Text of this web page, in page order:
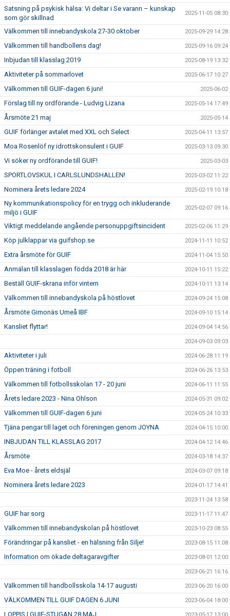
Satsning på psykisk hälsa: Vi deltar i Se varann – kunskap
som gör skillnad
2025-11-05 08:30
Välkommen till innebandyskola 27-30 oktober 2025-09-29 14:28
Välkommen till handbollens dag! 2025-09-16 09:24
Inbjudan till klasslag 2019 2025-08-19 13:32
Aktiviteter på sommarlovet 2025-06-17 10:27
Välkommen till GUIF-dagen 6 juni! 2025-06-02
Förslag till ny ordförande - Ludvig Lizana 2025-05-14 17:49
Årsmöte 21 maj 2025-05-14
GUIF förlänger avtalet med XXL och Select 2025-04-11 13:57
Moa Rosenlöf ny idrottskonsulent i GUIF 2025-03-13 09:30
Vi söker ny ordförande till GUIF! 2025-03-03
SPORTLOVSKUL I CARLSLUNDSHALLEN! 2025-03-02 11:22
Nominera årets ledare 2024 2025-02-19 10:18
Ny kommunikationspolicy för en trygg och inkluderande
miljö i GUIF
2025-02-07 09:16
Viktigt meddelande angående personuppgiftsincident 2025-02-06 11:29
Köp julklappar via guifshop.se 2024-11-11 10:52
Extra årsmöte för GUIF 2024-11-04 15:50
Anmälan till klasslagen födda 2018 är här 2024-10-11 15:22
Beställ GUIF-skrana inför vintern 2024-10-11 13:14
Välkommen till innebandyskola på höstlovet 2024-09-24 15:08
Årsmöte Gimonäs Umeå IBF 2024-09-10 15:14
Kansliet flyttar! 2024-09-04 14:56
2024-09-03 09:03
Aktiviteter i juli 2024-06-28 11:19
Öppen träning i fotboll 2024-06-26 13:53
Välkommen till fotbollsskolan 17 - 20 juni 2024-06-11 11:55
Årets ledare 2023 - Nina Ohlson 2024-05-31 09:02
Välkommen till GUIF-dagen 6 juni 2024-05-24 10:33
Tjäna pengar till laget och föreningen genom JOYNA 2024-04-15 10:00
INBJUDAN TILL KLASSLAG 2017 2024-04-12 14:46
Årsmöte 2024-03-18 14:37
Eva Moe - årets eldsjäl 2024-03-07 09:18
Nominera årets ledare 2023 2024-01-17 14:41
2023-11-24 13:58
GUIF har sorg 2023-11-17 11:47
Välkommen till innebandyskolan på höstlovet 2023-10-23 08:55
Förändringar på kansliet - en hälsning från Silje! 2023-08-15 11:08
Information om ökade deltagaravgifter 2023-08-01 12:00
2023-06-21 16:16
Välkommen till handbollsskola 14-17 augusti 2023-06-20 16:00
VÄLKOMMEN TILL GUIF DAGEN 6 JUNI 2023-06-04 18:00
LOPPIS I GUIF-STUGAN 28 MAJ